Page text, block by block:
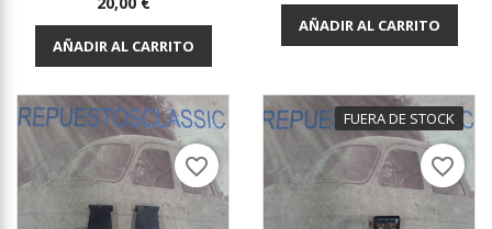
AÑADIR AL CARRITO
AÑADIR AL CARRITO
favorite_border
FUERA DE STOCK
favorite_border